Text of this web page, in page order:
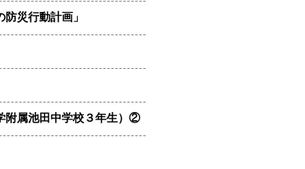
災行動計画」
附属池田中学校３年生）②